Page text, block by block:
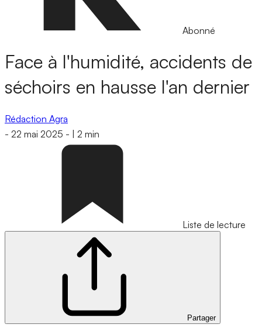
Abonné
Face à l'humidité, accidents de
séchoirs en hausse l'an dernier
Rédaction Agra
- 22 mai 2025 - 2 min
Liste de lecture
Partager